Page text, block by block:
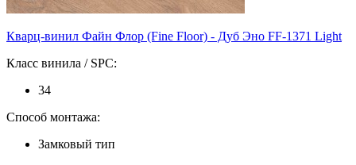
Кварц-винил Файн Флор (Fine Floor) - Дуб Эно FF-1371 Light
Класс винила / SPC:
34
Способ монтажа:
Замковый тип